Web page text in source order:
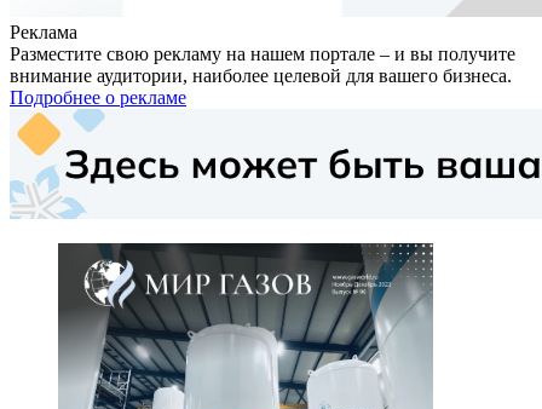
Реклама
Разместите свою рекламу на нашем портале – и вы получите
внимание аудитории, наиболее целевой для вашего бизнеса.
Подробнее о рекламе